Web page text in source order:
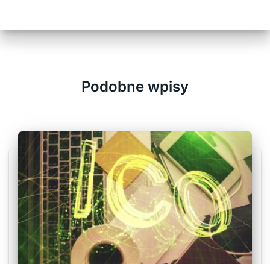
Podobne wpisy